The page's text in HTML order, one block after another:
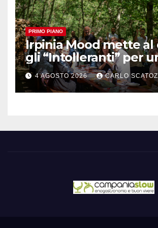
PRIMO PIANO
Irpinia Mood mette al
gli “Intolleranti” per
rivoluzione
cibo
4 AGOSTO 2026 CARLO